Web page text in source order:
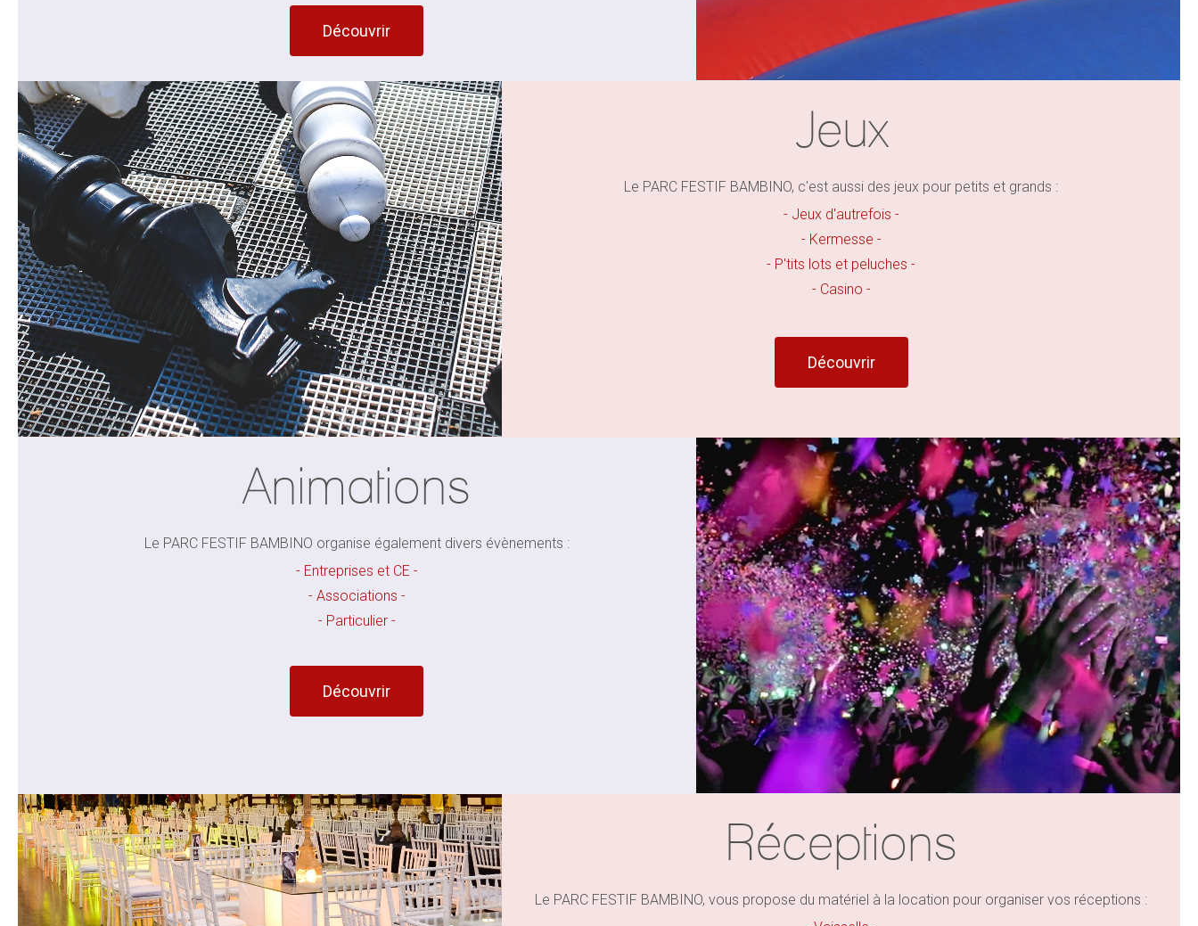
Découvrir
Jeux
Le PARC FESTIF BAMBINO, c'est aussi des jeux pour petits et grands :
- Jeux d'autrefois -
- Kermesse -
- P'tits lots et peluches -
- Casino -
Découvrir
Animations
Le PARC FESTIF BAMBINO organise également divers évènements :
- Entreprises et CE -
- Associations -
- Particulier -
Découvrir
Réceptions
Le PARC FESTIF BAMBINO, vous propose du matériel à la location pour organiser vos réceptions :